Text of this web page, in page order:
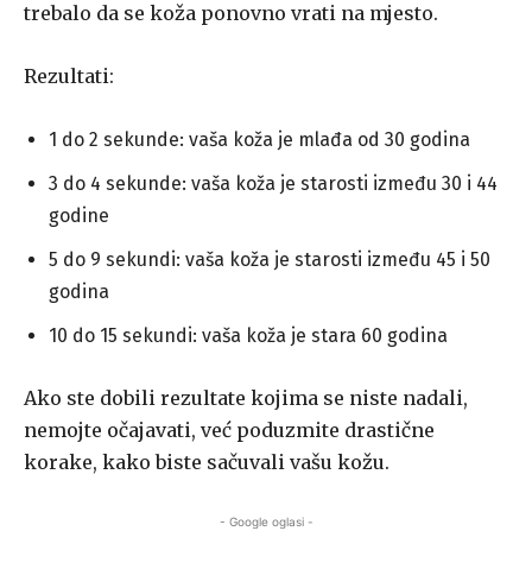
trebalo da se koža ponovno vrati na mjesto.
Rezultati:
1 do 2 sekunde: vaša koža je mlađa od 30 godina
3 do 4 sekunde: vaša koža je starosti između 30 i 44
godine
5 do 9 sekundi: vaša koža je starosti između 45 i 50
godina
10 do 15 sekundi: vaša koža je stara 60 godina
Ako ste dobili rezultate kojima se niste nadali,
nemojte očajavati, već poduzmite drastične
korake, kako biste sačuvali vašu kožu.
- Google oglasi -